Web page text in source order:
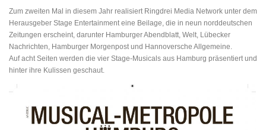
Zum zweiten Mal in diesem Jahr realisiert Ringdrei Media Network unter dem
Herausgeber Stage Entertainment eine Beilage, die in neun norddeutschen
Zeitungen erscheint, darunter Hamburger Abendblatt, Welt, Lübecker
Nachrichten, Hamburger Morgenpost und Hannoversche Allgemeine.
Auf acht Seiten werden die vier Stage-Musicals aus Hamburg präsentiert und
hinter ihre Kulissen geschaut.